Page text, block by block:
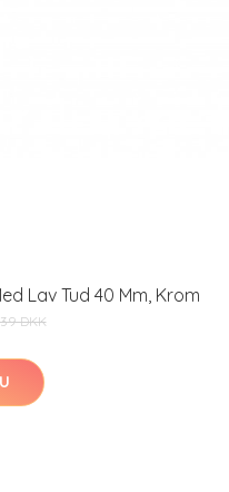
Lav Tud 40 Mm, Krom
DKK